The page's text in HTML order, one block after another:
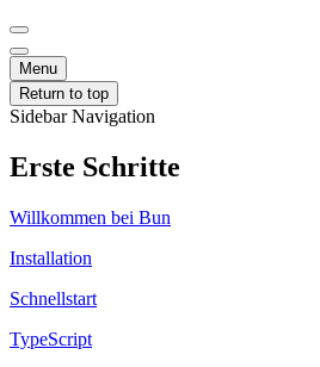
Menu
Return to top
Sidebar Navigation
Erste Schritte
Willkommen bei Bun
Installation
Schnellstart
TypeScript